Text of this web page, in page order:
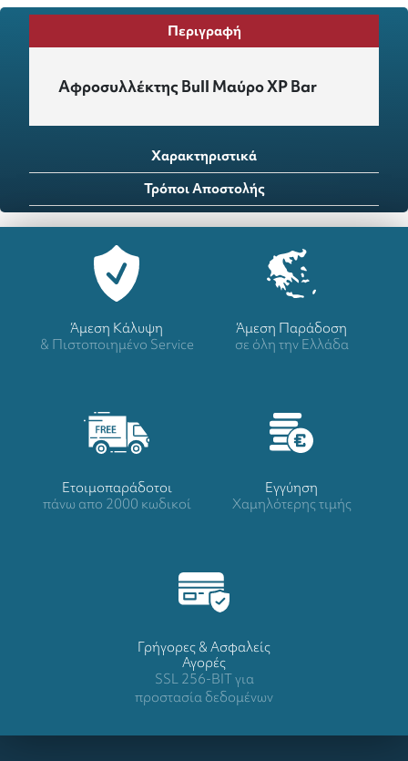
Περιγραφή
Αφροσυλλέκτης Bull Μαύρο XP Bar
Χαρακτηριστικά
Τρόποι Αποστολής
Άμεση Κάλυψη
& Πιστοποιημένο Service
Άμεση Παράδοση
σε όλη την Ελλάδα
Ετοιμοπαράδοτοι
πάνω απο 2000 κωδικοί
Eγγύηση
Χαμηλότερης τιμής
Γρήγορες & Ασφαλείς
Αγορές
SSL 256-BIT για
προστασία δεδομένων